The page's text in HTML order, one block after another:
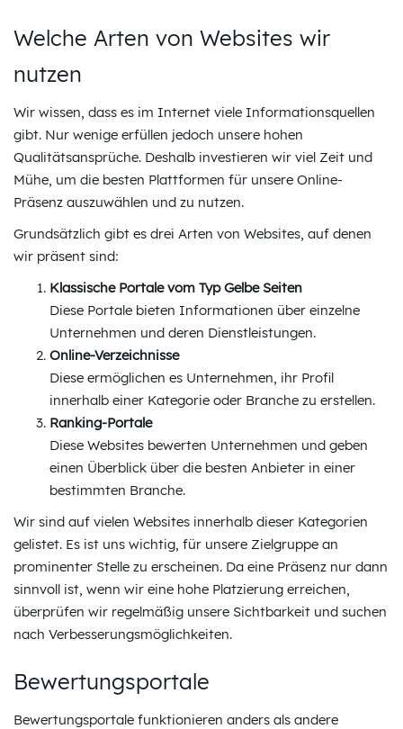
Welche Arten von Websites wir
nutzen
Wir wissen, dass es im Internet viele Informationsquellen
gibt. Nur wenige erfüllen jedoch unsere hohen
Qualitätsansprüche. Deshalb investieren wir viel Zeit und
Mühe, um die besten Plattformen für unsere Online-
Präsenz auszuwählen und zu nutzen.
Grundsätzlich gibt es drei Arten von Websites, auf denen
wir präsent sind:
Klassische Portale vom Typ Gelbe Seiten
Diese Portale bieten Informationen über einzelne
Unternehmen und deren Dienstleistungen.
Online-Verzeichnisse
Diese ermöglichen es Unternehmen, ihr Profil
innerhalb einer Kategorie oder Branche zu erstellen.
Ranking-Portale
Diese Websites bewerten Unternehmen und geben
einen Überblick über die besten Anbieter in einer
bestimmten Branche.
Wir sind auf vielen Websites innerhalb dieser Kategorien
gelistet. Es ist uns wichtig, für unsere Zielgruppe an
prominenter Stelle zu erscheinen. Da eine Präsenz nur dann
sinnvoll ist, wenn wir eine hohe Platzierung erreichen,
überprüfen wir regelmäßig unsere Sichtbarkeit und suchen
nach Verbesserungsmöglichkeiten.
Bewertungsportale
Bewertungsportale funktionieren anders als andere